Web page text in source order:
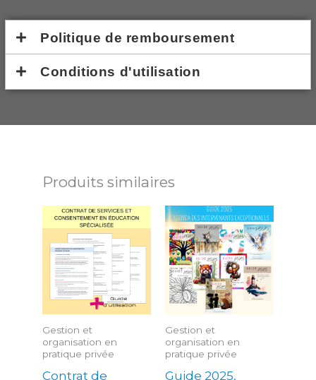
Politique de remboursement
Conditions d'utilisation
Produits similaires
Gestion et
organisation en
pratique privée
Contrat de
Gestion et
organisation en
pratique privée
Guide 2025,
de
prix :
21.99$
à
69.99$